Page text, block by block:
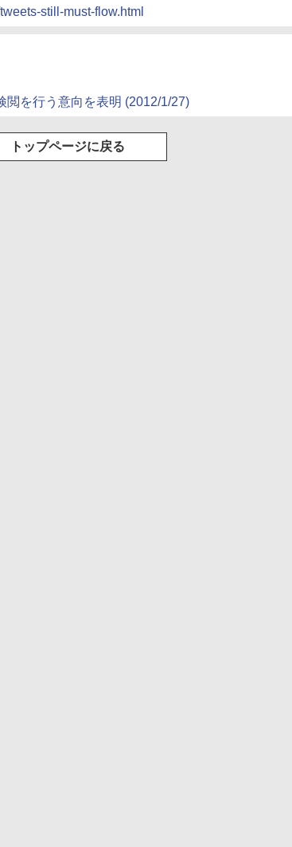
still-must-flow.html
閲を行う意向を表明 (2012/1/27)
トップページに戻る